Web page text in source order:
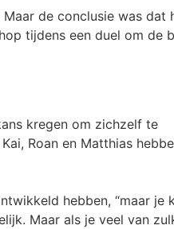
de conclusie was dat
tijdens een duel om de
kregen om zichzelf te
Roan en Matthias
hebben, “maar je
Maar als je veel van